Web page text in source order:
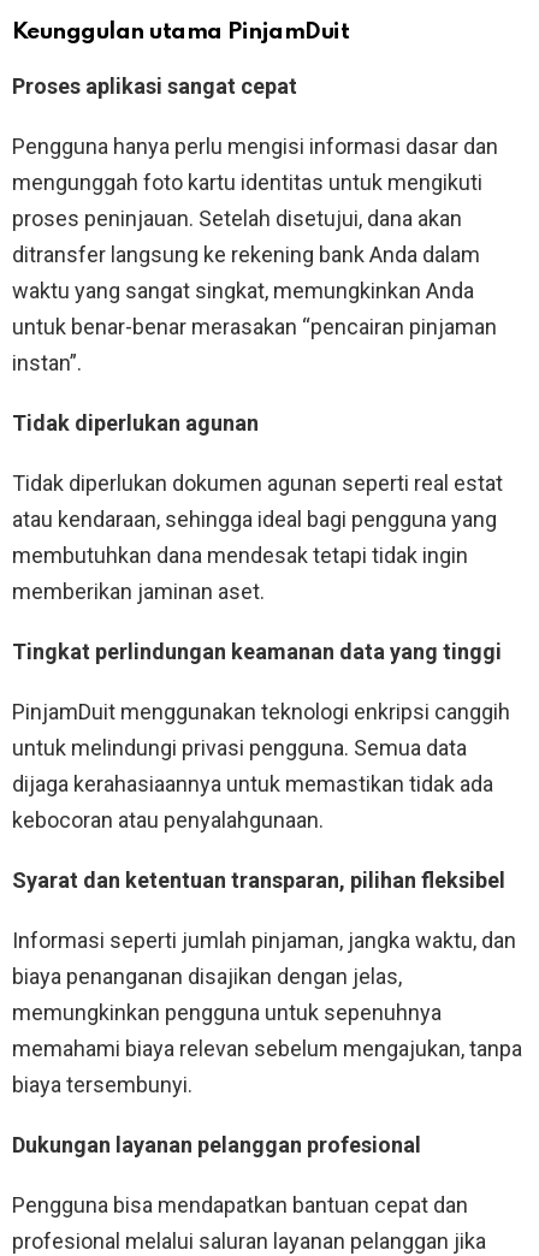
Keunggulan utama PinjamDuit
Proses aplikasi sangat cepat
Pengguna hanya perlu mengisi informasi dasar dan
mengunggah foto kartu identitas untuk mengikuti
proses peninjauan. Setelah disetujui, dana akan
ditransfer langsung ke rekening bank Anda dalam
waktu yang sangat singkat, memungkinkan Anda
untuk benar-benar merasakan “pencairan pinjaman
instan”.
Tidak diperlukan agunan
Tidak diperlukan dokumen agunan seperti real estat
atau kendaraan, sehingga ideal bagi pengguna yang
membutuhkan dana mendesak tetapi tidak ingin
memberikan jaminan aset.
Tingkat perlindungan keamanan data yang tinggi
PinjamDuit menggunakan teknologi enkripsi canggih
untuk melindungi privasi pengguna. Semua data
dijaga kerahasiaannya untuk memastikan tidak ada
kebocoran atau penyalahgunaan.
Syarat dan ketentuan transparan, pilihan fleksibel
Informasi seperti jumlah pinjaman, jangka waktu, dan
biaya penanganan disajikan dengan jelas,
memungkinkan pengguna untuk sepenuhnya
memahami biaya relevan sebelum mengajukan, tanpa
biaya tersembunyi.
Dukungan layanan pelanggan profesional
Pengguna bisa mendapatkan bantuan cepat dan
profesional melalui saluran layanan pelanggan jika